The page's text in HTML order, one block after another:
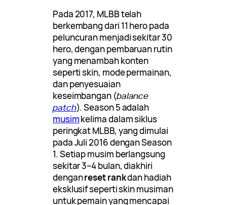
Pada 2017, MLBB telah
berkembang dari 11 hero pada
peluncuran menjadi sekitar 30
hero, dengan pembaruan rutin
yang menambah konten
seperti skin, mode permainan,
dan penyesuaian
keseimbangan (balance
patch). Season 5 adalah
musimkelima dalam siklus
peringkat MLBB, yang dimulai
pada Juli 2016 dengan Season
1. Setiap musim berlangsung
sekitar 3–4 bulan, diakhiri
denganreset rankdan hadiah
eksklusif seperti skin musiman
untuk pemain yang mencapai